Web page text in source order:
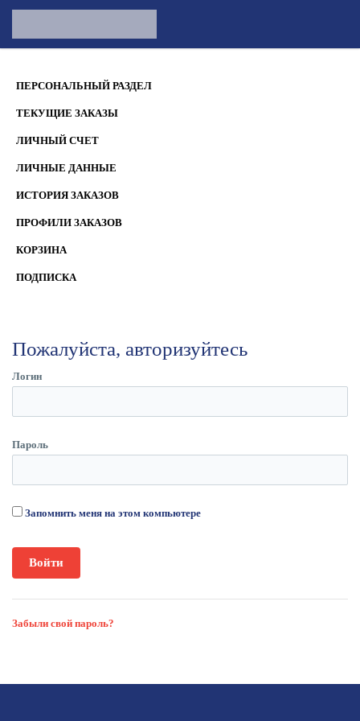
ПЕРСОНАЛЬНЫЙ РАЗДЕЛ
ТЕКУЩИЕ ЗАКАЗЫ
ЛИЧНЫЙ СЧЕТ
ЛИЧНЫЕ ДАННЫЕ
ИСТОРИЯ ЗАКАЗОВ
ПРОФИЛИ ЗАКАЗОВ
КОРЗИНА
ПОДПИСКА
Пожалуйста, авторизуйтесь
Логин
Пароль
Запомнить меня на этом компьютере
Забыли свой пароль?